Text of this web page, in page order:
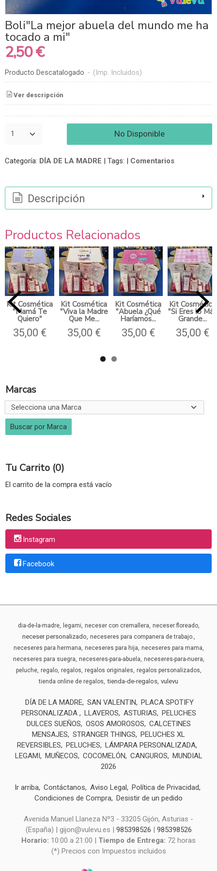
Marcas
Tu Carrito (0)
El carrito de la compra está vacío
Redes Sociales
Instagram
Facebook
Boli"La mejor abuela del mundo me ha
tocado a mi"
2,50 €
Producto Descatalogado - (Imp. Incluidos)
Ver descripción
No Disponible
Categoría: DÍA DE LA MADRE | Tags: | Comentarios
Descripción
Productos Relacionados
Kit Cosmética
"Mamá Te
Quiero"
35,00 €
Kit Cosmética
"Viva la Madre
Que Me...
35,00 €
Kit Cosmética
"Abuela ¿Qué
Haríamos...
35,00 €
Kit Cosmética
"Si Eres lo Más
Grande...
35,00 €
dia-de-la-madre legami neceser con cremallera neceser floreado
neceser personalizado neceseres para companera de trabajo.
neceseres para hermana neceseres para hija neceseres para mama
neceseres para suegra neceseres-para-abuela neceseres-para-nuera
peluche regalo regalos regalos originales regalos personalizados
tienda online de regalos tienda-de-regalos vulevu
DÍA DE LA MADRE SAN VALENTIN
PLACA SPOTIFY
PERSONALIZADA
LLAVEROS ASTURIAS
PELUCHES
DULCES SUEÑOS
OSOS AMOROSOS
CALCETINES
MENSAJES
STRANGER THINGS
PELUCHES XL
REVERSIBLES
PELUCHES
LÁMPARA PERSONALIZADA
LEGAMI
MUÑECOS COCOMELÓN CANGUROS
MUNDIAL
2026
Ir arriba Contáctanos Aviso Legal
Política de Privacidad
Condiciones de Compra Desistir de un pedido
Avenida Manuel Llaneza Nº3 - 33205 Gijón, Asturias -
(España) | gijon@vulevu.es | 985398526 | 985398526
Horario: 10:00 a 21:00 | Tiempo de Entrega: 72 horas
(*) Precios con Impuestos incluidos